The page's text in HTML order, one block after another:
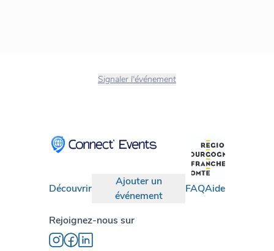
Signaler l'événement
Découvrir
Ajouter un
événement
FAQAide
Rejoignez-nous sur